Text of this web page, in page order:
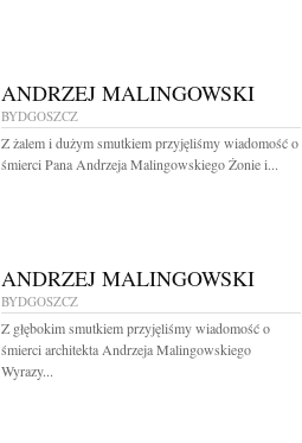
ANDRZEJ MALINGOWSKI
BYDGOSZCZ
Z żalem i dużym smutkiem przyjęliśmy wiadomość o
śmierci Pana Andrzeja Malingowskiego Żonie i...
ANDRZEJ MALINGOWSKI
BYDGOSZCZ
Z głębokim smutkiem przyjęliśmy wiadomość o
śmierci architekta Andrzeja Malingowskiego
Wyrazy...